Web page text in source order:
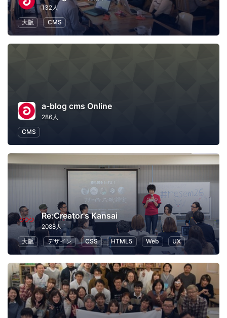
132人
大阪
CMS
a-blog cms Online
286人
CMS
Re:Creator's Kansai
2088人
大阪
デザイン CSS HTML5 Web UX